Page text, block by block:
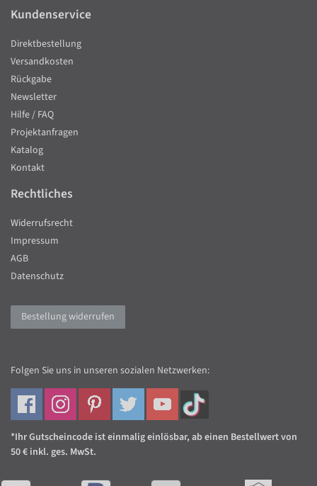
Kundenservice
Direktbestellung
Versandkosten
Rückgabe
Newsletter
Hilfe / FAQ
Projektanfragen
Katalog
Kontakt
Rechtliches
Widerrufsrecht
Impressum
AGB
Datenschutz
Bestellung widerrufen
Folgen Sie uns in unseren sozialen Netzwerken:
*Ihr Gutscheincode ist einmalig einlösbar, ab einen Bestellwert von
50 € inkl. ges. MwSt.